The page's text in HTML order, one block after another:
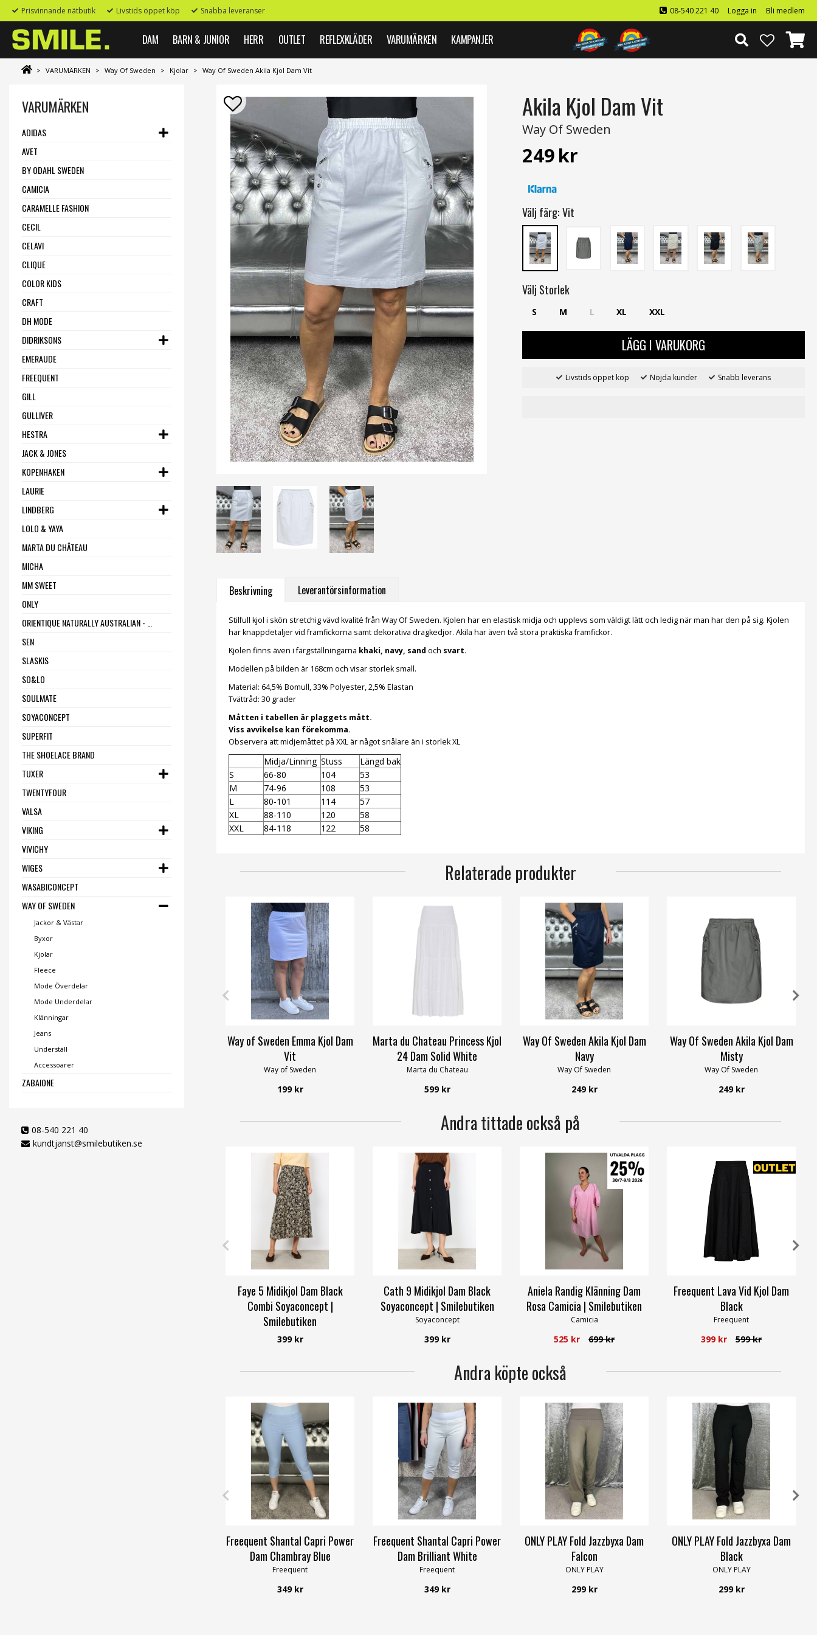
Prisvinnande nätbutik Livstids öppet köp Snabba leveranser 08-540 221 40 Logga in Bli medlem
DAM BARN & JUNIOR HERR OUTLET REFLEXKLÄDER VARUMÄRKEN KAMPANJER
> VARUMÄRKEN > Way Of Sweden > Kjolar > Way Of Sweden Akila Kjol Dam Vit
VARUMÄRKEN
ADIDAS
AVET
BY ODAHL SWEDEN
CAMICIA
CARAMELLE FASHION
CECIL
CELAVI
CLIQUE
COLOR KIDS
CRAFT
DH MODE
DIDRIKSONS
EMERAUDE
FREEQUENT
GILL
GULLIVER
HESTRA
JACK & JONES
KOPENHAKEN
LAURIE
LINDBERG
LOLO & YAYA
MARTA DU CHÂTEAU
MICHA
MM SWEET
ONLY
SEN
SLASKIS
SO&LO
SOULMATE
SOYACONCEPT
SUPERFIT
THE SHOELACE BRAND
TUXER
TWENTYFOUR
VALSA
VIKING
VIVICHY
WIGES
WASABICONCEPT
WAY OF SWEDEN
Jackor & Västar
Byxor
Kjolar
Fleece
Mode Överdelar
Mode Underdelar
Klänningar
Jeans
Underställ
Accessoarer
ZABAIONE
08-540 221 40
kundtjanst@smilebutiken.se
Akila Kjol Dam Vit
Way Of Sweden
249kr
Välj färg: Vit
Välj Storlek
S M L XL XXL
LÄGG I VARUKORG
Livstids öppet köp Nöjda kunder Snabb leverans
Beskrivning Leverantörsinformation
Stilfull kjol i skön stretchig vävd kvalité från Way Of Sweden. Kjolen har en elastisk midja och upplevs som väldigt lätt och ledig när man har den på sig. Kjolen
har knappdetaljer vid framfickorna samt dekorativa dragkedjor. Akila har även två stora praktiska framfickor.
Kjolen finns även i färgställningarna khaki, navy, sand och svart.
Modellen på bilden är 168cm och visar storlek small.
Material: 64,5% Bomull, 33% Polyester, 2,5% Elastan
Tvättråd: 30 grader
Måtten i tabellen är plaggets mått.
Viss avvikelse kan förekomma.
Observera att midjemåttet på XXL är något snålare än i storlek XL
Midja/Linning Stuss
Längd bak
S
66-80 104
53
M
74-96 108
53
L
80-101 114
57
XL
88-110 120
58
XXL
84-118 122 58
Relaterade produkter
Way of Sweden Emma Kjol Dam
Vit
Way of Sweden
199 kr
Marta du Chateau Princess Kjol
24 Dam Solid White
Marta du Chateau
599 kr
Way Of Sweden Akila Kjol Dam
Navy
Way Of Sweden
249 kr
Way Of Sweden Akila Kjol Dam
Misty
Way Of Sweden
249 kr
Andra tittade också på
Faye 5 Midikjol Dam Black
Combi Soyaconcept |
Smilebutiken
Soyaconcept
399 kr
Cath 9 Midikjol Dam Black
Soyaconcept | Smilebutiken
Soyaconcept
399 kr
Aniela Randig Klänning Dam
Rosa Camicia | Smilebutiken
Camicia
525 kr 699 kr
Freequent Lava Vid Kjol Dam
Black
Freequent
399 kr 599 kr
Andra köpte också
Freequent Shantal Capri Power
Dam Chambray Blue
Freequent
349 kr
Freequent Shantal Capri Power
Dam Brilliant White
Freequent
349 kr
ONLY PLAY Fold Jazzbyxa Dam
Falcon
ONLY PLAY
299 kr
ONLY PLAY Fold Jazzbyxa Dam
Black
ONLY PLAY
299 kr